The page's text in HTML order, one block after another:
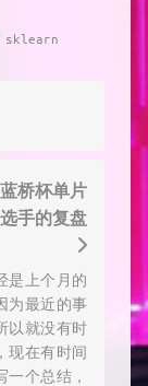
sklearn
桥杯单片
手的复盘
是上个月的
为最近的事
以就没有时
现在有时间
一个总结，